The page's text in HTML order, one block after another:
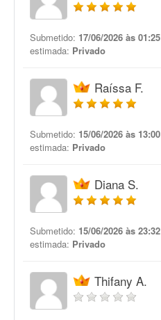
Submetido: 17/06/2026 às 01:25
estimada: Privado
Raíssa F.
Submetido: 15/06/2026 às 13:00
estimada: Privado
Diana S.
Submetido: 15/06/2026 às 23:32
estimada: Privado
Thifany A.